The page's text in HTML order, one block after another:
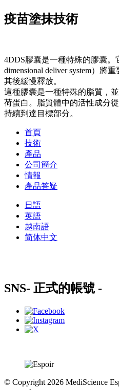
疫苗塗抹技術
4DDS膠囊是一種特殊的膠囊。
dimensional deliver system）將
其後緩慢釋放。
這種膠囊是一種特殊的脂質，
荷蛋白。脂質體中的活性成分
持續到達目標部分。
首頁
技術
產品
公司簡介
情報
產品答疑
日語
英語
越南語
简体中文
SNS- 正式的帳號 -
© Copyright 2026 MediScience